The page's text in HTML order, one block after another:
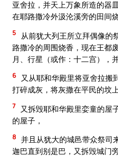
亚舍拉，并天上万象所造的器
在耶路撒冷外汲沦溪旁的田间
5
从前犹大列王所立拜偶像的
路撒冷的周围烧香，现在王都
月、行星（或作：十二宫），
6
又从耶和华殿里将亚舍拉搬
打碎成灰，将灰撒在平民的坟
7
又拆毁耶和华殿里娈童的屋
的屋子，
8 并且从犹大的城邑带众祭司
迦巴直到别是巴，又拆毁城门